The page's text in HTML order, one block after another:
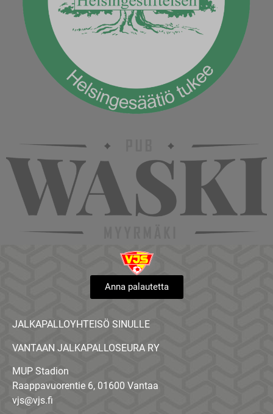
Anna palautetta
JALKAPALLOYHTEISÖ SINULLE
VANTAAN JALKAPALLOSEURA RY
MUP Stadion
Raappavuorentie 6, 01600 Vantaa
vjs@vjs.fi